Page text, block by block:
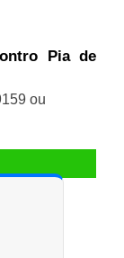
Pia de
ou